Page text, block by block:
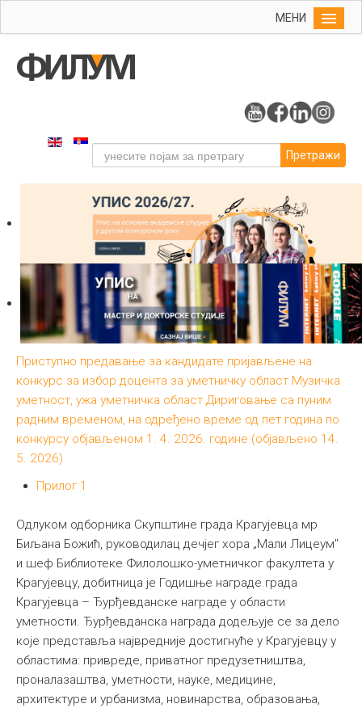
МЕНИ
Упис
Уметност
Студенти
Међународна
Претражи
Приступно предавање за кандидате пријављене на
конкурс за избор доцента за уметничку област Музичка
уметност, ужа уметничка област Дириговање са пуним
радним временом, на одређено време од пет година по
конкурсу објављеном 1. 4. 2026. године (објављено 14.
5. 2026)
Прилог 1
Одлуком одборника Скупштине града Крагујевца мр
Биљана Божић, руководилац дечјег хора „Мали Лицеум"
и шеф Библиотеке Филолошко-уметничког факултета у
Крагујевцу, добитница је Годишње награде града
Крагујевца – Ђурђевданске награде у области
уметности. Ђурђевданска награда додељује се за дело
које представља највредније достигнуће у Крагујевцу у
областима: привреде, приватног предузетништва,
проналазаштва, уметности, науке, медицине,
архитектуре и урбанизма, новинарства, образовања,